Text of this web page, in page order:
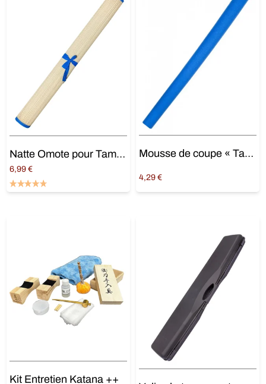
Natte Omote pour Tameshigiri
6,99 €
Ajouter au panier
Mousse de coupe « Tameshigiri et Battodo »
4,29 €
Ajouter au panier
Kit Entretien Katana ++